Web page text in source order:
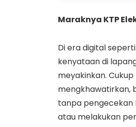
Maraknya KTP
Di era digital
kenyataan di
meyakinkan.
mengkhawatirkan,
tanpa pengecekan
atau melakukan